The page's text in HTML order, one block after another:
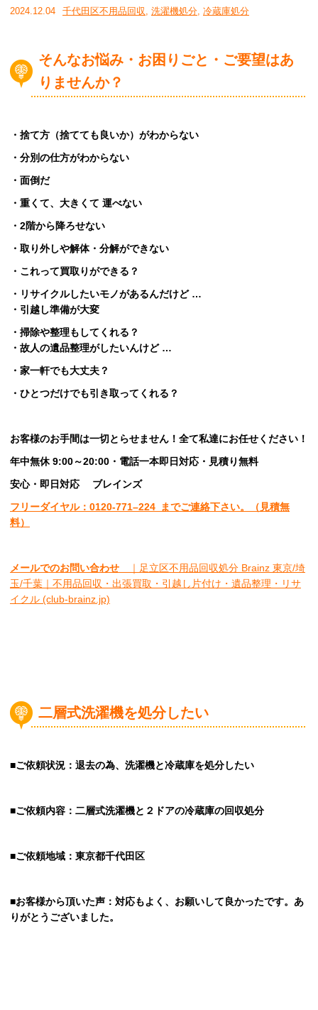
2024.12.04 千代田区不用品回収, 洗濯機処分, 冷蔵庫処分
そんなお悩み・お困りごと・ご要望はあ
りませんか？
・捨て方（捨てても良いか）がわからない
・分別の仕方がわからない
・面倒だ
・重くて、大きくて 運べない
・2階から降ろせない
・取り外しや解体・分解ができない
・これって買取りができる？
・リサイクルしたいモノがあるんだけど …
・引越し準備が大変
・掃除や整理もしてくれる？
・故人の遺品整理がしたいんけど …
・家一軒でも大丈夫？
・ひとつだけでも引き取ってくれる？
お客様のお手間は一切とらせません！全て私達にお任せください！
年中無休 9:00～20:00・電話一本即日対応・見積り無料
安心・即日対応
ブレインズ
フリーダイヤル：0120-771–224 までご連絡下さい。
（見積無
料）
メールでのお問い合わせ
｜足立区不用品回収処分 Brainz 東京/埼
玉/千葉｜不用品回収・出張買取・引越し片付け・遺品整理・リサ
イクル (club-brainz.jp)
二層式洗濯機を処分したい
■ご依頼状況：退去の為、洗濯機と冷蔵庫を処分したい
■ご依頼内容：二層式洗濯機と２ドアの冷蔵庫の回収処分
■ご依頼地域：東京都千代田区
■お客様から頂いた声：対応もよく、お願いして良かったです。あ
りがとうございました。